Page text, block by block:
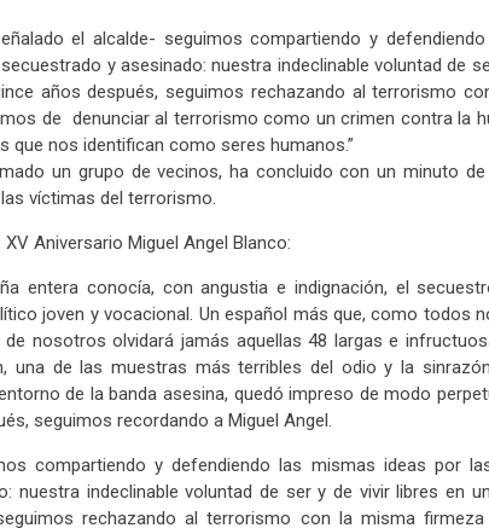
el alcalde- seguimos compartiendo y
y asesinado: nuestra indeclinable voluntad de
años después, seguimos rechazando al terrorismo
de denunciar al terrorismo como un crimen contra la
que nos identifican como seres humanos.”
un grupo de vecinos, ha concluido con un minuto
víctimas del terrorismo.
Aniversario Miguel Angel Blanco:
entera conocía, con angustia e indignación, el
joven y vocacional. Un español más que, como todos
de nosotros olvidará jamás aquellas 48 largas e
una de las muestras más terribles del odio y la
de la banda asesina, quedó impreso de modo
seguimos recordando a Miguel Angel.
compartiendo y defendiendo las mismas ideas por
nuestra indeclinable voluntad de ser y de vivir libres en
rechazando al terrorismo con la misma